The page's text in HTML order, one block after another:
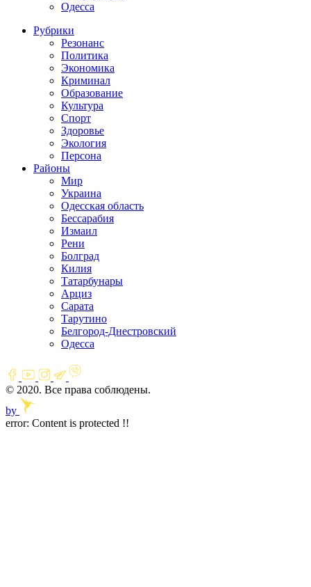
Одесса
Рубрики
Резонанс
Политика
Экономика
Криминал
Образование
Культура
Спорт
Здоровье
Экология
Персона
Районы
Мир
Украина
Одесская область
Бессарабия
Измаил
Рени
Болград
Килия
Татарбунары
Арциз
Сарата
Тарутино
Белгород-Днестровский
Одесса
© 2020. Все права соблюдены.
by
error: Content is protected !!